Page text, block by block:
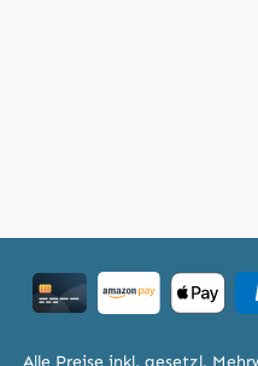
Alle Preise inkl. gesetzl.